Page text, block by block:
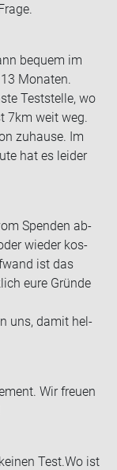
be­quem im
Mo­na­ten.
Test­stel­le, wo
7km weit weg.
zu­hau­se. Im
hat es lei­der
Spen­den ab­
wie­der kos­
ist das
eure Grün­de
uns, damit hel­
Wir freuen
Test.Wo ist